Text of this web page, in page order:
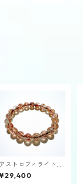
アストロフィライトイ
ンクォーツ9～10㎜ブ
レスレット
¥29,400